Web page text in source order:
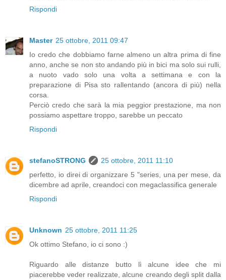
Rispondi
Master 25 ottobre, 2011 09:47
Io credo che dobbiamo farne almeno un altra prima di fine
anno, anche se non sto andando più in bici ma solo sui rulli,
a nuoto vado solo una volta a settimana e con la
preparazione di Pisa sto rallentando (ancora di più) nella
corsa.
Perciò credo che sarà la mia peggior prestazione, ma non
possiamo aspettare troppo, sarebbe un peccato
Rispondi
stefanoSTRONG
25 ottobre, 2011 11:10
perfetto, io direi di organizzare 5 "series, una per mese, da
dicembre ad aprile, creandoci con megaclassifica generale
Rispondi
Unknown 25 ottobre, 2011 11:25
Ok ottimo Stefano, io ci sono :)
Riguardo alle distanze butto lì alcune idee che mi
piacerebbe veder realizzate, alcune creando degli split dalla